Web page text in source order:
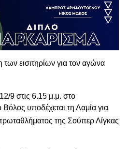
εισιτηρίων για τον αγώνα
9 στις 6.15 μ.μ. στο
υποδέχεται τη Λαμία για
της Σούπερ Λίγκας